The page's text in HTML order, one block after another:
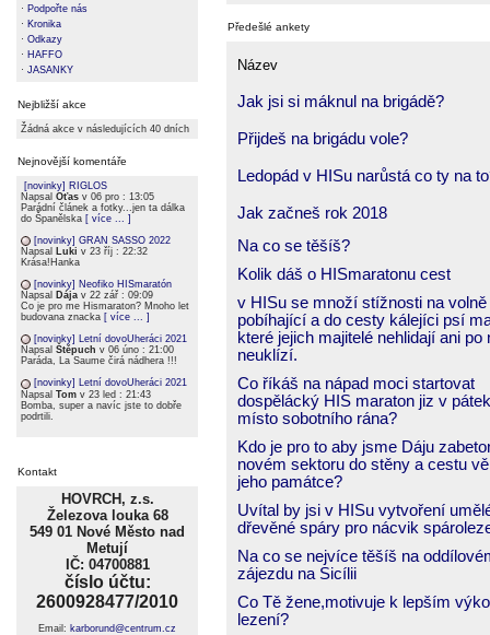
· Podpořte nás
· Kronika
· Odkazy
· HAFFO
· JASANKY
Nejbližší akce
Žádná akce v následujících 40 dních
Nejnovější komentáře
[novinky] RIGLOS
Napsal Oťas v 06 pro : 13:05
Parádní článek a fotky...jen ta dálka
do Španělska [ více ... ]
[novinky] GRAN SASSO 2022
Napsal
Luki v 23 říj : 22:32
Krása!Hanka
[novinky] Neofiko HISmaratón
Napsal
Dája v 22 zář : 09:09
Co je pro me Hismaraton? Mnoho let
budovana znacka [ více ... ]
[novinky] Letní dovoUheráci 2021
Napsal Štěpuch v 06 úno : 21:00
Paráda, La Saume čirá nádhera !!!
[novinky] Letní dovoUheráci 2021
Napsal Tom v 23 led : 21:43
Bomba, super a navíc jste to dobře
podrtili.
Kontakt
HOVRCH, z.s.
Železova louka 68
549 01 Nové Město nad
Metují
IČ: 04700881
číslo účtu:
2600928477/2010
Email: karborund@centrum.cz
Předešlé ankety
Název
Jak jsi si máknul na brigádě?
Přijdeš na brigádu vole?
Ledopád v HISu narůstá co ty na
Jak začneš rok 2018
Na co se těšíš?
Kolik dáš o HISmaratonu cest
v HISu se množí stížnosti na volně
pobíhající a do cesty kálejíci psí
které jejich majitelé nehlidají ani po
neuklízí.
Co říkáš na nápad moci startovat
dospělácký HIS maraton jiz v
místo sobotního rána?
Kdo je pro to aby jsme Dáju
novém sektoru do stěny a cestu
jeho památce?
Uvítal by jsi v HISu vytvoření
dřevěné spáry pro nácvik
Na co se nejvíce těšíš na
zájezdu na Sicílii
Co Tě žene,motivuje k lepším
lezení?